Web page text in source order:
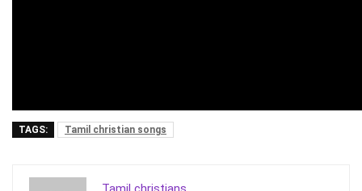
TAGS: Tamil christian songs